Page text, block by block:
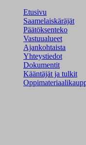
Etusivu
Saamelaiskäräjät
Päätöksenteko
Vastuualueet
Ajankohtaista
Yhteystiedot
Dokumentit
Kääntäjät ja tulkit